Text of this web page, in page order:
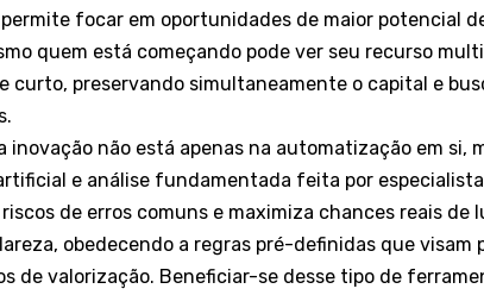
focar em oportunidades de maior potencial
quem está começando pode ver seu recurso
curto, preservando simultaneamente o capital e
inovação não está apenas na automatização em si,
e análise fundamentada feita por
de erros comuns e maximiza chances reais de
obedecendo a regras pré-definidas que
de valorização. Beneficiar-se desse tipo de